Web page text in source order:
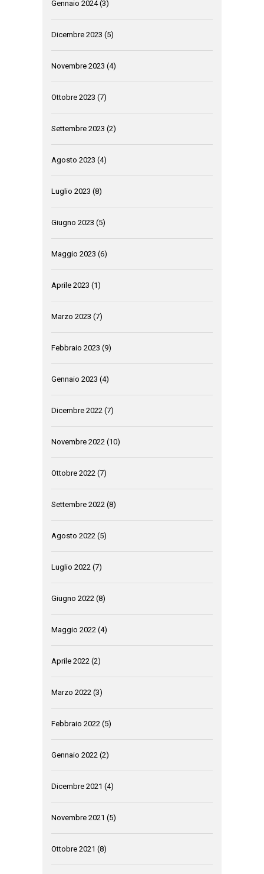
Gennaio 2024(3)
Dicembre 2023 (5)
Novembre 2023 (4)
Ottobre 2023 (7)
Settembre 2023 (2)
Agosto 2023 (4)
Luglio 2023 (8)
Giugno 2023 (5)
Maggio 2023 (6)
Aprile 2023 (1)
Marzo 2023 (7)
Febbraio 2023 (9)
Gennaio 2023 (4)
Dicembre 2022 (7)
Novembre 2022 (10)
Ottobre 2022 (7)
Settembre 2022 (8)
Agosto 2022 (5)
Luglio 2022 (7)
Giugno 2022 (8)
Maggio 2022 (4)
Aprile 2022 (2)
Marzo 2022 (3)
Febbraio 2022 (5)
Gennaio 2022 (2)
Dicembre 2021 (4)
Novembre 2021 (5)
Ottobre 2021 (8)